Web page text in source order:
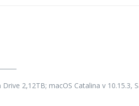
2,12TB; macOS Catalina v 10.15.3,